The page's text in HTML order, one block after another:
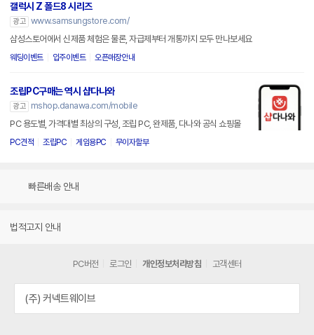
갤럭시 Z 폴드8 시리즈
광고 www.samsungstore.com/
삼성스토어에서 신제품 체험은 물론, 자급제부터 개통까지 모두 만나보세요
웨딩이벤트 입주이벤트 오픈매장안내
조립PC구매는 역시 샵다나와
광고
mshop.danawa.com/mobile
PC 용도별, 가격대별 최상의 구성, 조립 PC, 완제품, 다나와 공식 쇼핑몰
PC견적 조립PC 게임용PC 무이자할부
빠른배송 안내
법적고지 안내
PC버전 로그인 개인정보처리방침 고객센터
(주) 커넥트웨이브